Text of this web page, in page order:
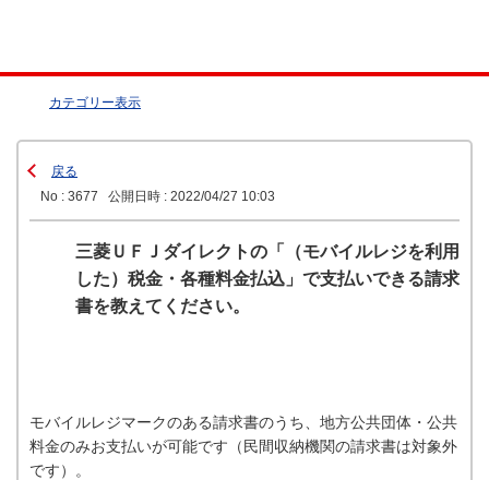
カテゴリー表示
戻る
No : 3677
公開日時 : 2022/04/27 10:03
三菱ＵＦＪダイレクトの「（モバイルレジを利用
した）税金・各種料金払込」で支払いできる請求
書を教えてください。
モバイルレジマークのある請求書のうち、地方公共団体・公共
料金のみお支払いが可能です（民間収納機関の請求書は対象外
です）。